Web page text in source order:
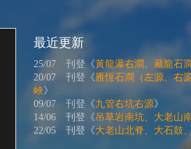
最近更新
25/07 刊登《黃龍瀑右澗、藏龍石
20/07 刊登《雁恆石澗（左源、右
峽》
09/07 刊登《九管右坑右源》
14/06 刊登《吊草岩南坑、大老山
22/05 刊登《大老山北脊、大石鼓